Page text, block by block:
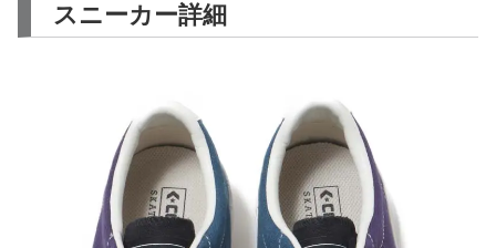
スニーカー詳細